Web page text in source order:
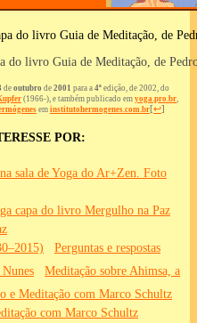
do livro Guia de Meditação, de
de outubro de 2001 para a 4ª edição, de 2002, do
(1966-), e também publicado em yoga.pro.br
em institutohermogenes.com.br[↩]
POR:
Perguntas e respostas
Meditação sobre Ahimsa, a
com Marco Schultz